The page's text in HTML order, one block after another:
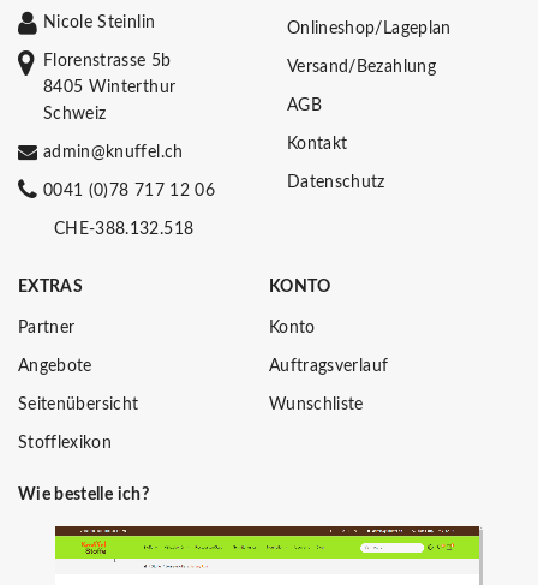
Nicole Steinlin
Florenstrasse 5b
8405 Winterthur
Schweiz
admin@knuffel.ch
0041 (0)78 717 12 06
CHE-388.132.518
Onlineshop/Lageplan
Versand/Bezahlung
AGB
Kontakt
Datenschutz
EXTRAS
Partner
Angebote
Seitenübersicht
Stofflexikon
KONTO
Konto
Auftragsverlauf
Wunschliste
Wie bestelle ich?